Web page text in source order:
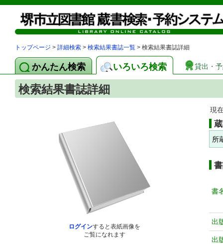
トップページ > 詳細検索 > 検索結果書誌一覧 > 検索結果書誌詳細
かんたん検索 いろいろ検索 貸出・
検索結果書誌詳細
ログインすると表紙画像を
ご覧になれます
現
所
書
出
出